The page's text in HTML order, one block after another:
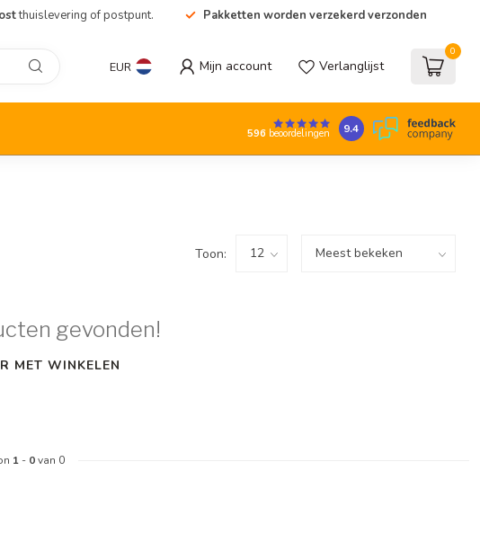
thuislevering of postpunt. Pakketten worden verzekerd verzonden
EUR Mijn account Verlanglijst
0
596beoordelingen 9.4
Toon:
gevonden!
MET WINKELEN
1 - 0van 0